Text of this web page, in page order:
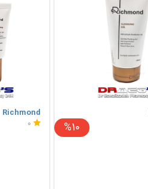
Richmond
0
%10